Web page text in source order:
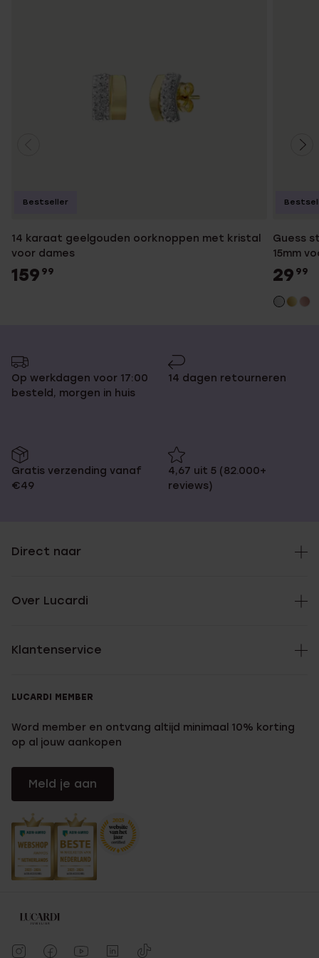
14 karaat geelgouden oorknoppen met kristal
voor dames
159 99
Bestseller
Guess
15mm
29 99
Op werkdagen voor 17:00
besteld, morgen in huis
14 dagen retourneren
Gratis verzending vanaf
€49
4,67 uit 5 (82.000+
reviews)
Direct naar
Over Lucardi
Klantenservice
LUCARDI MEMBER
Word member en ontvang altijd minimaal 10% korting
op al jouw aankopen
Meld je aan